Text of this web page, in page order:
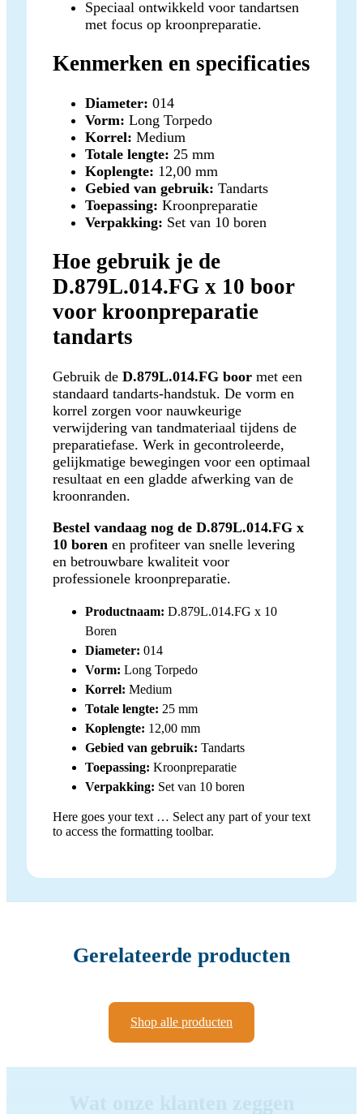
Speciaal ontwikkeld voor tandartsen
met focus op kroonpreparatie.
Kenmerken en specificaties
Diameter: 014
Vorm: Long Torpedo
Korrel: Medium
Totale lengte: 25 mm
Koplengte: 12,00 mm
Gebied van gebruik: Tandarts
Toepassing: Kroonpreparatie
Verpakking: Set van 10 boren
Hoe gebruik je de
D.879L.014.FG x 10 boor
voor kroonpreparatie
tandarts
Gebruik de D.879L.014.FG boor met een
standaard tandarts-handstuk. De vorm en
korrel zorgen voor nauwkeurige
verwijdering van tandmateriaal tijdens de
preparatiefase. Werk in gecontroleerde,
gelijkmatige bewegingen voor een optimaal
resultaat en een gladde afwerking van de
kroonranden.
Bestel vandaag nog de D.879L.014.FG x
10 boren en profiteer van snelle levering
en betrouwbare kwaliteit voor
professionele kroonpreparatie.
Productnaam: D.879L.014.FG x 10
Boren
Diameter: 014
Vorm: Long Torpedo
Korrel: Medium
Totale lengte: 25 mm
Koplengte: 12,00 mm
Gebied van gebruik: Tandarts
Toepassing: Kroonpreparatie
Verpakking: Set van 10 boren
Here goes your text … Select any part of your text
to access the formatting toolbar.
Gerelateerde producten
Shop alle producten